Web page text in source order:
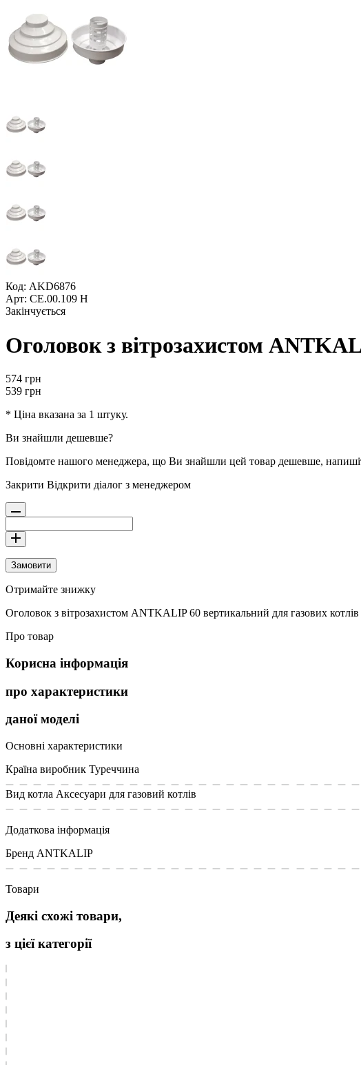
Код: AKD6876
Арт: CE.00.109 H
Закінчується
Оголовок з вітрозахистом
574 грн
539 грн
* Ціна вказана за 1 штуку.
Ви знайшли дешевше?
Повідомте нашого менеджера, що Ви знайшли цей товар дешевше,
Закрити Відкрити діалог з менеджером
Замовити
Отримайте знижку
Оголовок з вітрозахистом ANTKALIP 60 вертикальний для газових котлів
Про товар
Корисна інформація
про характеристики
даної моделі
Основні характеристики
Країна виробник Туреччина
Вид котла Аксесуари для газовий котлів
Додаткова інформація
Бренд ANTKALIP
Товари
Деякі схожі товари,
з цієї категорії